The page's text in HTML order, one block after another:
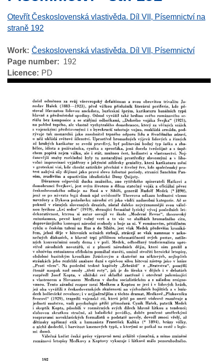
Otevřít Československá vlastivěda. Díl VII, Písemnictví na
straně 192
Work Československá vlastivěda. Díl VII, Písemnictví
Page number
192
Licence
PD